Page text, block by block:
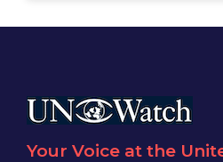
Your Voice at the